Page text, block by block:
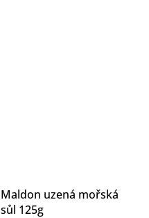
Maldon uzená mořská
sůl 125g